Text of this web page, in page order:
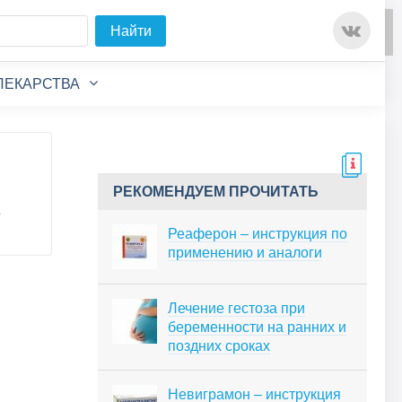
Найти
РЕКОМЕНДУЕМ ПРОЧИТАТЬ
Реаферон – инструкция по
применению и аналоги
Лечение гестоза при
беременности на ранних и
поздних сроках
Невиграмон – инструкция